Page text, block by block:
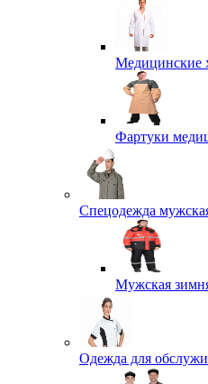
Медицинские
Фартуки
Спецодежда
Мужская
Одежда для